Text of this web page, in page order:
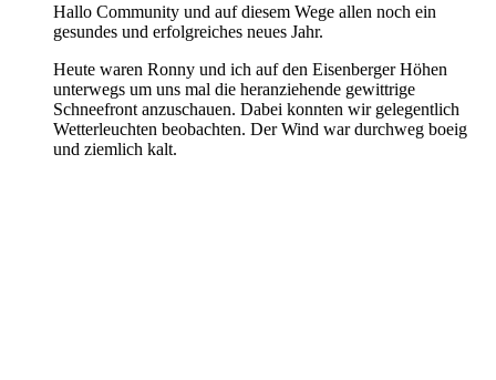
Hallo Community und auf diesem Wege allen noch ein
gesundes und erfolgreiches neues Jahr.
Heute waren Ronny und ich auf den Eisenberger Höhen
unterwegs um uns mal die heranziehende gewittrige
Schneefront anzuschauen. Dabei konnten wir gelegentlich
Wetterleuchten beobachten. Der Wind war durchweg boeig
und ziemlich kalt.